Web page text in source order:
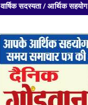
वार्षिक सदस्यता / आर्थिक सहयोग